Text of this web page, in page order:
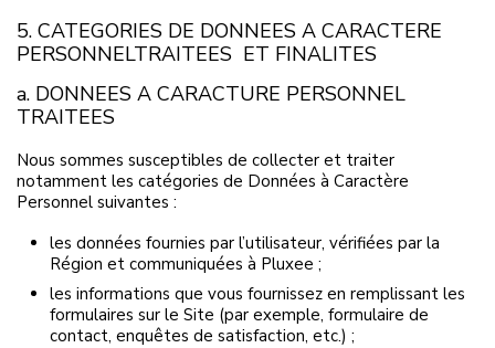
5. CATEGORIES DE DONNEES A CARACTERE
PERSONNELTRAITEES ET FINALITES
a. DONNEES A CARACTURE PERSONNEL
TRAITEES
Nous sommes susceptibles de collecter et traiter
notamment les catégories de Données à Caractère
Personnel suivantes :
les données fournies par l’utilisateur, vérifiées par la
Région et communiquées à Pluxee ;
les informations que vous fournissez en remplissant les
formulaires sur le Site (par exemple, formulaire de
contact, enquêtes de satisfaction, etc.) ;